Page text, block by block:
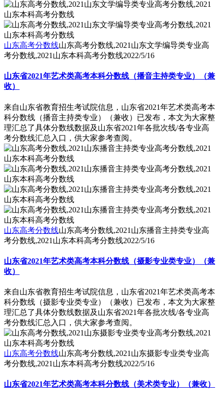
山东高考分数线山东高考分数线,2021山东文学编导类专业高
考分数线,2021山东本科高考分数线2022/5/16
山东省2021年艺术类高考本科分数线（播音主持类专业）（兼
收）
来自山东省教育招生考试院信息，山东省2021年艺术类高考本
科分数线（播音主持类专业）（兼收）已发布，本文为大家整
理汇总了具体分数线数据及山东省2021年各批次线/各专业高
考分数线汇总入口，供大家参考查阅。
山东高考分数线山东高考分数线,2021山东播音主持类专业高
考分数线,2021山东本科高考分数线2022/5/16
山东省2021年艺术类高考本科分数线（摄影专业类专业）（兼
收）
来自山东省教育招生考试院信息，山东省2021年艺术类高考本
科分数线（摄影专业类专业）（兼收）已发布，本文为大家整
理汇总了具体分数线数据及山东省2021年各批次线/各专业高
考分数线汇总入口，供大家参考查阅。
山东高考分数线山东高考分数线,2021山东摄影专业类专业高
考分数线,2021山东本科高考分数线2022/5/16
山东省2021年艺术类高考本科分数线（美术类专业）（兼收）